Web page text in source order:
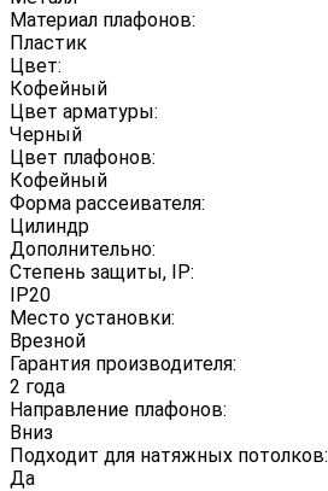
Материал плафонов:
Пластик
Цвет:
Кофейный
Цвет арматуры:
Черный
Цвет плафонов:
Кофейный
Форма рассеивателя:
Цилиндр
Дополнительно:
Степень защиты, IP:
IP20
Место установки:
Врезной
Гарантия производителя:
2 года
Направление плафонов:
Вниз
Подходит для натяжных потолков:
Да